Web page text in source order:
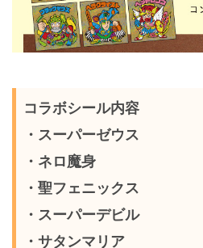
コラボシール内容
・スーパーゼウス
・ネロ魔身
・聖フェニックス
・スーパーデビル
・サタンマリア